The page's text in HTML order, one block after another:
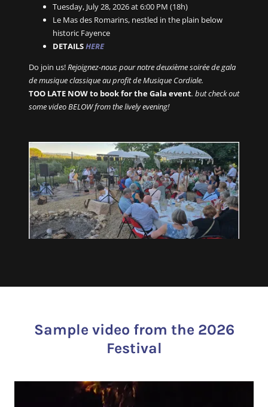
Tuesday, July 28, 2026 at 6:00 PM (18h)
Le Mas des Romarins, nestled in the plain below
historic Fayence
DETAILSHERE
Do join us!Rejoignez-nous pour notre deuxième soirée de gala
de musique classique au profit de Musique Cordiale.
TOO LATE NOW to book for the Gala event. but check out
some video BELOW from the lively evening!
Sample video from the 2026
Festival